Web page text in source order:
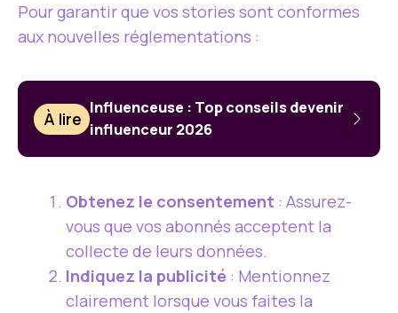
Pour garantir que vos stories sont conformes
aux nouvelles réglementations :
À lire
Influenceuse : Top conseils devenir
influenceur 2026
Obtenez le consentement : Assurez-
vous que vos abonnés acceptent la
collecte de leurs données.
Indiquez la publicité : Mentionnez
clairement lorsque vous faites la